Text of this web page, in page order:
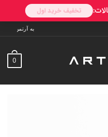
به آرتمن خوش آمدید. ارسال به
0